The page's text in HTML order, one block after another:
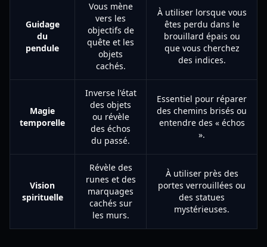
Guidage
du
pendule
Vous mène
vers les
objectifs de
quête et les
objets
cachés.
À utiliser lorsque vous
êtes perdu dans le
brouillard épais ou
que vous cherchez
des indices.
Magie
temporelle
Inverse l'état
des objets
ou révèle
des échos
du passé.
Essentiel pour réparer
des chemins brisés ou
entendre des « échos
».
Vision
spirituelle
Révèle des
runes et des
marquages
cachés sur
les murs.
À utiliser près des
portes verrouillées ou
des statues
mystérieuses.